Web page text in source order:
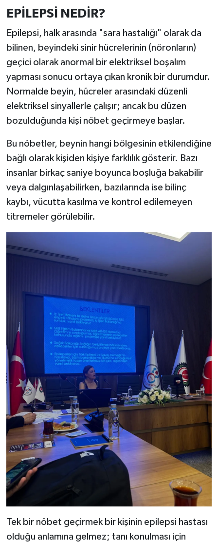
EPİLEPSİ NEDİR?
Epilepsi, halk arasında "sara hastalığı" olarak da
bilinen, beyindeki sinir hücrelerinin (nöronların)
geçici olarak anormal bir elektriksel boşalım
yapması sonucu ortaya çıkan kronik bir durumdur.
Normalde beyin, hücreler arasındaki düzenli
elektriksel sinyallerle çalışır; ancak bu düzen
bozulduğunda kişi nöbet geçirmeye başlar.
Bu nöbetler, beynin hangi bölgesinin etkilendiğine
bağlı olarak kişiden kişiye farklılık gösterir. Bazı
insanlar birkaç saniye boyunca boşluğa bakabilir
veya dalgınlaşabilirken, bazılarında ise bilinç
kaybı, vücutta kasılma ve kontrol edilemeyen
titremeler görülebilir.
Tek bir nöbet geçirmek bir kişinin epilepsi hastası
olduğu anlamına gelmez; tanı konulması için